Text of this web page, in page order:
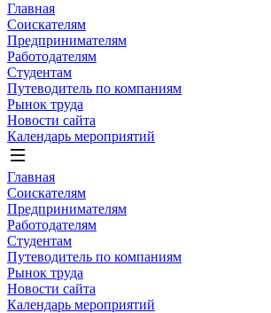
Главная
Соискателям
Предпринимателям
Работодателям
Студентам
Путеводитель по компаниям
Рынок труда
Новости сайта
Календарь мероприятий
Главная
Соискателям
Предпринимателям
Работодателям
Студентам
Путеводитель по компаниям
Рынок труда
Новости сайта
Календарь мероприятий